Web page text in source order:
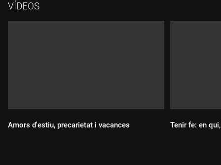
VÍDEOS
Amors d'estiu, precarietat i vacances Tenir fe: en